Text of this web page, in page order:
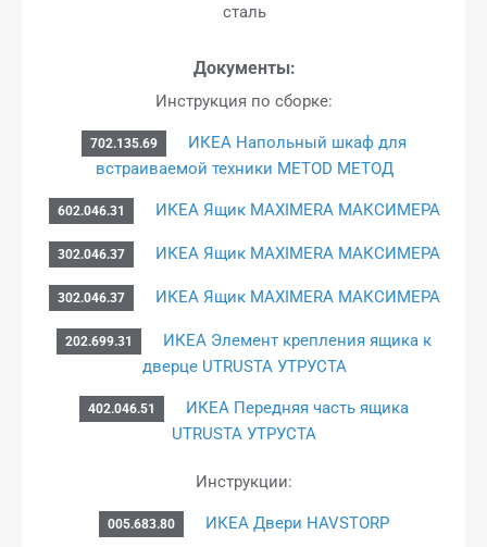
сталь
Документы:
Инструкция по сборке:
702.135.69
ИКЕА Напольный шкаф для
встраиваемой техники METOD МЕТОД
602.046.31 ИКЕА Ящик MAXIMERA МАКСИМЕРА
302.046.37 ИКЕА Ящик MAXIMERA МАКСИМЕРА
302.046.37 ИКЕА Ящик MAXIMERA МАКСИМЕРА
202.699.31
ИКЕА Элемент крепления ящика к
дверце UTRUSTA УТРУСТА
402.046.51
ИКЕА Передняя часть ящика
UTRUSTA УТРУСТА
Инструкции:
005.683.80 ИКЕА Двери HAVSTORP